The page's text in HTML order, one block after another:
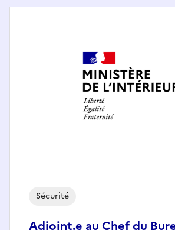
Adjoint.e au Chef du
Sécurité